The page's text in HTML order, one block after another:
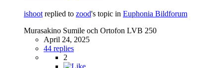
ishoot replied to zood's topic in Euphonia Bildforum
Murasakino Sumile och Ortofon LVB 250
April 24, 2025
44 replies
2